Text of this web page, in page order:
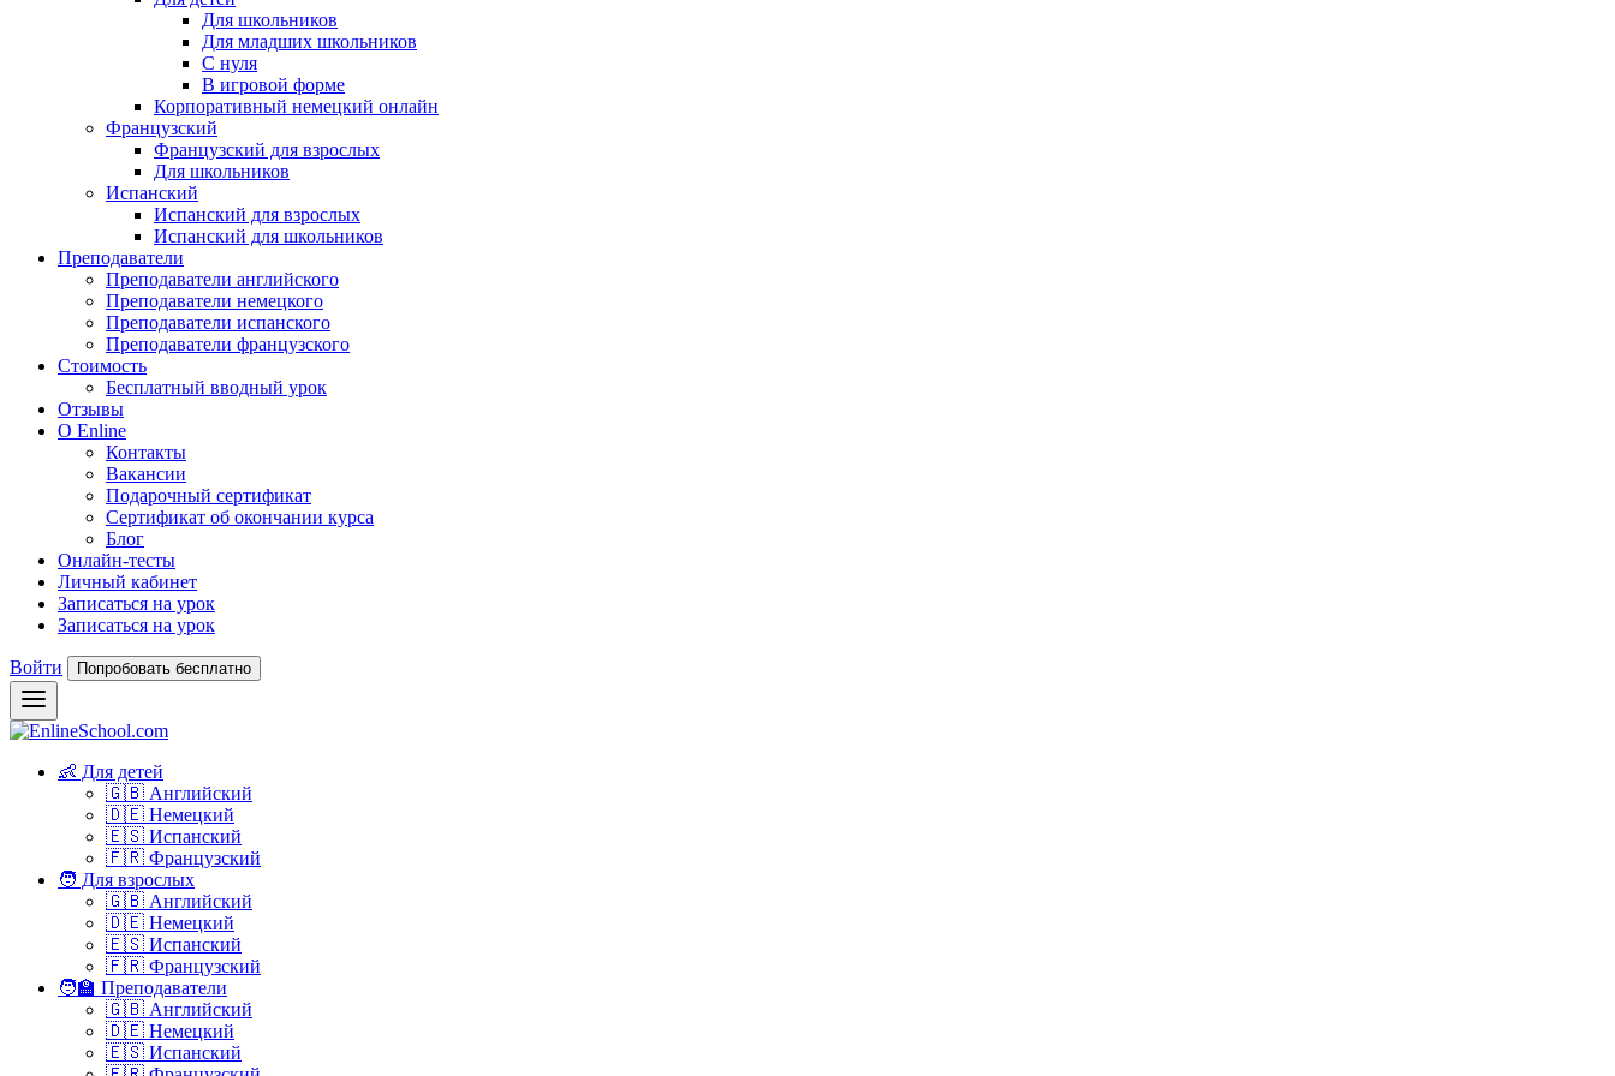
Для школьников
Для младших школьников
С нуля
В игровой форме
Корпоративный немецкий онлайн
Французский
Французский для взрослых
Для школьников
Испанский
Испанский для взрослых
Испанский для школьников
Преподаватели
Преподаватели английского
Преподаватели немецкого
Преподаватели испанского
Преподаватели французского
Стоимость
Бесплатный вводный урок
Отзывы
О Enline
Контакты
Вакансии
Подарочный сертификат
Сертификат об окончании курса
Блог
Онлайн-тесты
Личный кабинет
Записаться на урок
Записаться на урок
Войти Попробовать бесплатно
👶 Для детей
🇬🇧 Английский
🇩🇪 Немецкий
🇪🇸 Испанский
🇫🇷 Французский
🧑 Для взрослых
🇬🇧 Английский
🇩🇪 Немецкий
🇪🇸 Испанский
🇫🇷 Французский
🧑‍🏫 Преподаватели
🇬🇧 Английский
🇩🇪 Немецкий
🇪🇸 Испанский